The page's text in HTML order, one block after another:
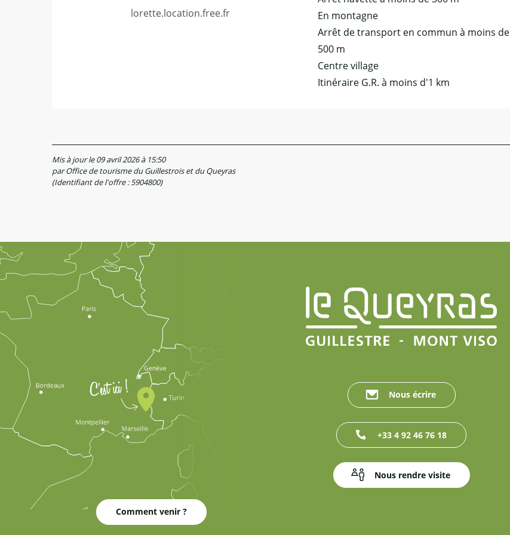
lorette.location.free.fr
En montagne
Arrêt de transport en commun à moins de
500 m
Centre village
Itinéraire G.R. à moins d'1 km
Mis à jour le 09 avril 2026 à 15:50
par Office de tourisme du Guillestrois et du Queyras
(Identifiant de l'offre :5904800)
Comment venir ?
Nous écrire
+33 4 92 46 76 18
Nous rendre visite